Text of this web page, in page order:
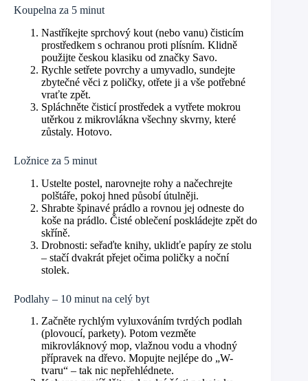
Koupelna za 5 minut
Nastříkejte sprchový kout (nebo vanu) čisticím
prostředkem s ochranou proti plísním. Klidně
použijte českou klasiku od značky Savo.
Rychle setřete povrchy a umyvadlo, sundejte
zbytečné věci z poličky, otřete ji a vše potřebné
vraťte zpět.
Spláchněte čisticí prostředek a vytřete mokrou
utěrkou z mikrovlákna všechny skvrny, které
zůstaly. Hotovo.
Ložnice za 5 minut
Ustelte postel, narovnejte rohy a načechrejte
polštáře, pokoj hned působí útulněji.
Shrabte špinavé prádlo a rovnou jej odneste do
koše na prádlo. Čisté oblečení poskládejte zpět do
skříně.
Drobnosti: seřaďte knihy, uklidťe papíry ze stolu
– stačí dvakrát přejet očima poličky a noční
stolek.
Podlahy – 10 minut na celý byt
Začněte rychlým vyluxováním tvrdých podlah
(plovoucí, parkety). Potom vezměte
mikrovláknový mop, vlažnou vodu a vhodný
přípravek na dřevo. Mopujte nejlépe do „W-
tvaru“ – tak nic nepřehlédnete.